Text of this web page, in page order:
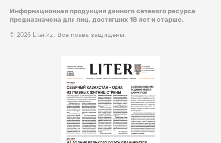
Информационная продукция данного сетевого ресурса
предназначена для лиц, достигших 18 лет и старше.
© 2026 Liter.kz. Все права защищены.